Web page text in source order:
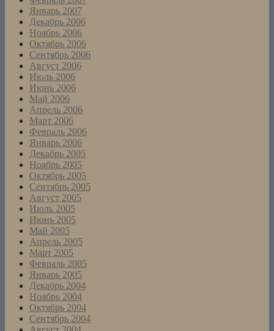
Январь 2007
Декабрь 2006
Ноябрь 2006
Октябрь 2006
Сентябрь 2006
Август 2006
Июль 2006
Июнь 2006
Май 2006
Апрель 2006
Март 2006
Февраль 2006
Январь 2006
Декабрь 2005
Ноябрь 2005
Октябрь 2005
Сентябрь 2005
Август 2005
Июль 2005
Июнь 2005
Май 2005
Апрель 2005
Март 2005
Февраль 2005
Январь 2005
Декабрь 2004
Ноябрь 2004
Октябрь 2004
Сентябрь 2004